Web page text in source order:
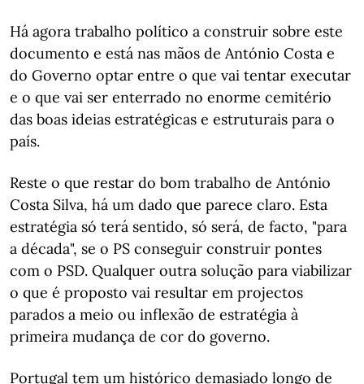
Há agora trabalho político a construir sobre este
documento e está nas mãos de António Costa e
do Governo optar entre o que vai tentar executar
e o que vai ser enterrado no enorme cemitério
das boas ideias estratégicas e estruturais para o
país.
Reste o que restar do bom trabalho de António
Costa Silva, há um dado que parece claro. Esta
estratégia só terá sentido, só será, de facto, "para
a década", se o PS conseguir construir pontes
com o PSD. Qualquer outra solução para viabilizar
o que é proposto vai resultar em projectos
parados a meio ou inflexão de estratégia à
primeira mudança de cor do governo.
Portugal tem um histórico demasiado longo de